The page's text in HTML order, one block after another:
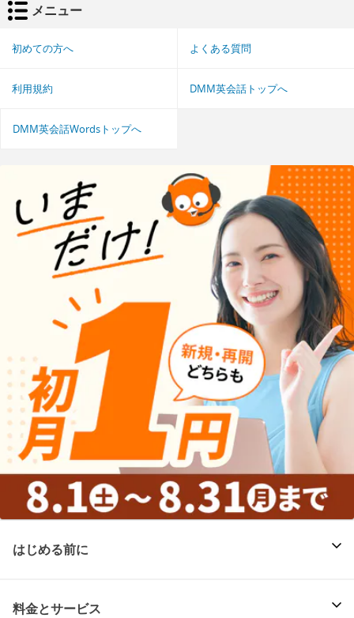
メニュー
初めての方へ よくある質問
利用規約 DMM英会話トップへ
DMM英会話Wordsトップへ
はじめる前に
料金とサービス